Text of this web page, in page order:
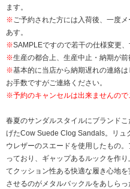
ます。
※ご予約された方には入荷後、一度
あす。
※SAMPLEですので若干の仕様変更
※生産の都合上、生産中止・納期が前
※基本的に当店から納期遅れの連絡
お手数ですがご連絡ください。
※予約のキャンセルは出来ませんので
春夏のサンダルスタイルにブランド
げたCow Suede Clog Sandals。リュ
ウレザーのスエードを使用したもの
っており、ギャップあるルックを作
てクッション性ある快適な履き心地
させるのがメタルバックルをあしら